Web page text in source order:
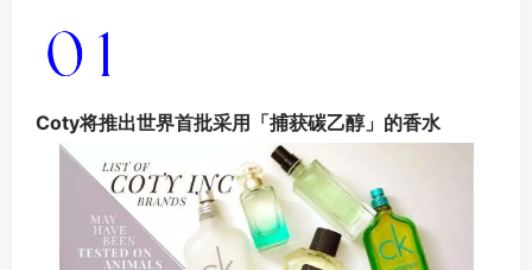
Coty将推出世界首批采用「捕获碳乙醇」的香水